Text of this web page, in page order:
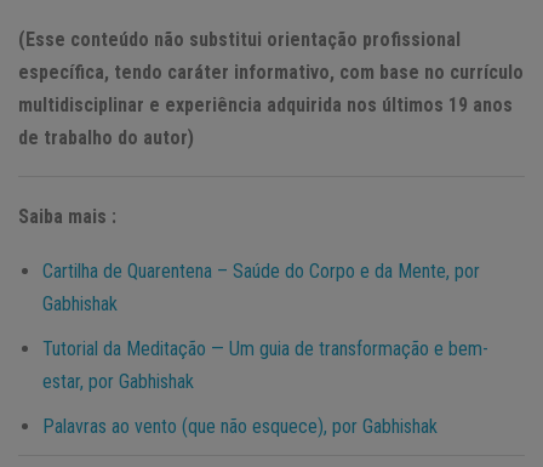
(Esse conteúdo não substitui orientação profissional
específica, tendo caráter informativo, com base no currículo
multidisciplinar e experiência adquirida nos últimos 19 anos
de trabalho do autor)
Saiba mais :
Cartilha de Quarentena – Saúde do Corpo e da Mente, por
Gabhishak
Tutorial da Meditação — Um guia de transformação e bem-
estar, por Gabhishak
Palavras ao vento (que não esquece), por Gabhishak